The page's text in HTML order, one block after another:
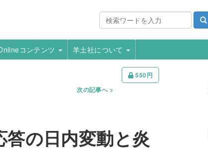
コンテンツ 羊土社について
550円
次の記事へ
の日内変動と炎